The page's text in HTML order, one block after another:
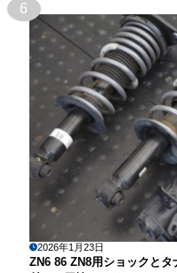
6
2026年1月23日
ZN6 86 ZN8用ショックと